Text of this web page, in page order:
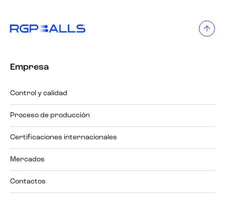
Empresa
Control y calidad
Proceso de producción
Certificaciones internacionales
Mercados
Contactos